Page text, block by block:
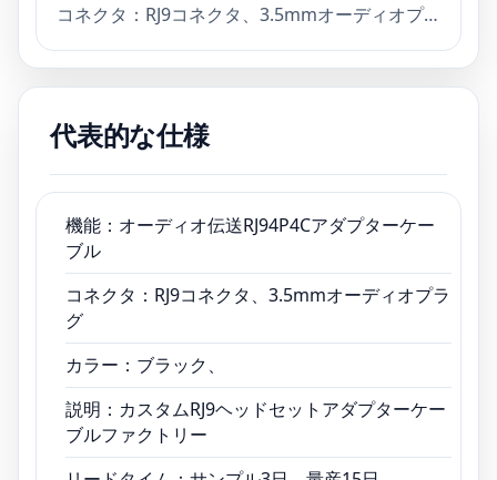
コネクタ：RJ9コネクタ、3.5mmオーディオプ
ラグ
カラー：ブラック、
ブルファクトリー
お支払い条件：TT、PayPal、クレジットカード
証明書：ISO13485、CE、ROHS、FCC
代表的な仕様
機能：オーディオ伝送RJ94P4Cアダプターケー
ブル
コネクタ：RJ9コネクタ、3.5mmオーディオプラ
グ
カラー：ブラック、
説明：カスタムRJ9ヘッドセットアダプターケー
ブルファクトリー